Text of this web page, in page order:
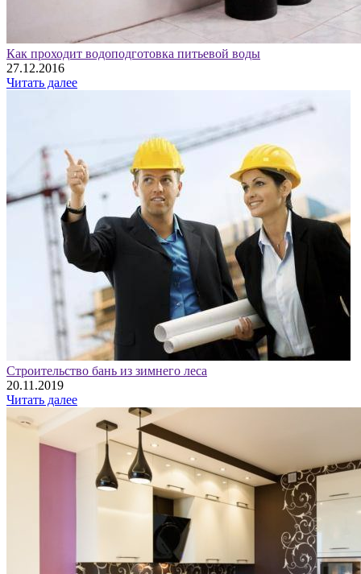
Как проходит водоподготовка питьевой воды
27.12.2016
Читать далее
Строительство бань из зимнего леса
20.11.2019
Читать далее